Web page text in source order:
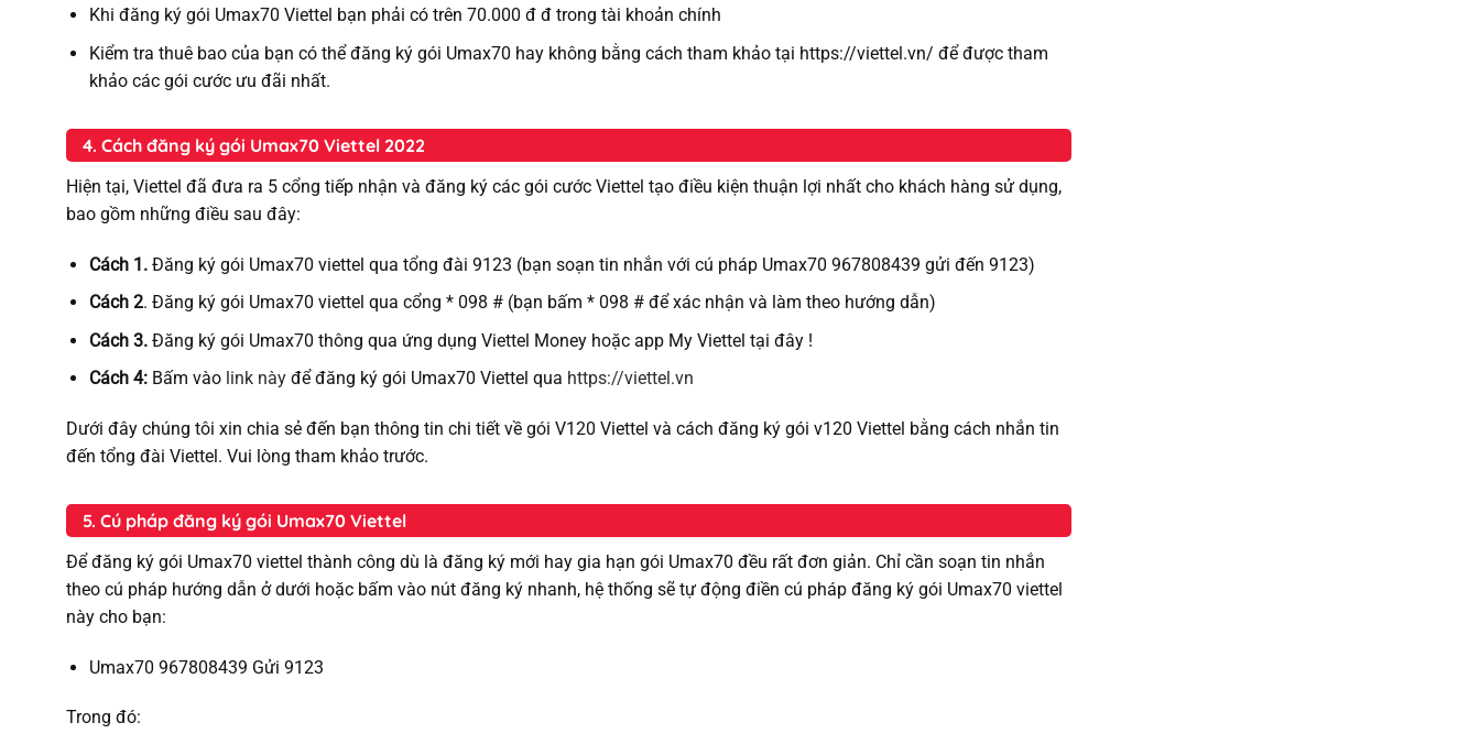
Khi đăng ký gói Umax70 Viettel bạn phải có trên 70.000 đ đ trong tài khoản chính
Kiểm tra thuê bao của bạn có thể đăng ký gói Umax70 hay không bằng cách tham khảo tại https://viettel.vn/ để được tham
khảo các gói cước ưu đãi nhất.
4. Cách đăng ký gói Umax70 Viettel 2022
Hiện tại, Viettel đã đưa ra 5 cổng tiếp nhận và đăng ký các gói cước Viettel tạo điều kiện thuận lợi nhất cho khách hàng sử dụng,
bao gồm những điều sau đây:
Cách 1. Đăng ký gói Umax70 viettel qua tổng đài 9123 (bạn soạn tin nhắn với cú pháp Umax70 967808439 gửi đến 9123)
Cách 2. Đăng ký gói Umax70 viettel qua cổng * 098 # (bạn bấm * 098 # để xác nhận và làm theo hướng dẫn)
Cách 3. Đăng ký gói Umax70 thông qua ứng dụng Viettel Money hoặc app My Viettel tại đây !
Cách 4: Bấm vào link này để đăng ký gói Umax70 Viettel qua https://viettel.vn
Dưới đây chúng tôi xin chia sẻ đến bạn thông tin chi tiết về gói V120 Viettel và cách đăng ký gói v120 Viettel bằng cách nhắn tin
đến tổng đài Viettel. Vui lòng tham khảo trước.
5. Cú pháp đăng ký gói Umax70 Viettel
Để đăng ký gói Umax70 viettel thành công dù là đăng ký mới hay gia hạn gói Umax70 đều rất đơn giản. Chỉ cần soạn tin nhắn
theo cú pháp hướng dẫn ở dưới hoặc bấm vào nút đăng ký nhanh, hệ thống sẽ tự động điền cú pháp đăng ký gói Umax70 viettel
này cho bạn:
Umax70 967808439 Gửi 9123
Trong đó: